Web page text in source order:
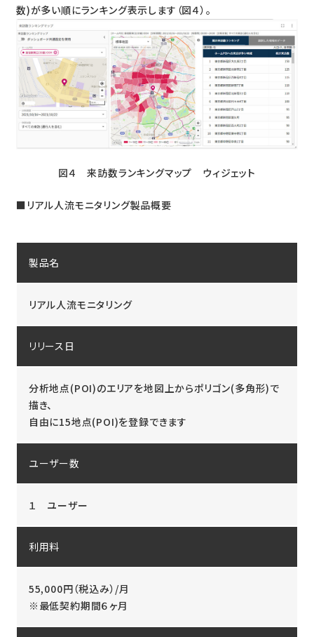
数)が多い順にランキング表示します（図４）。
図４ 来訪数ランキングマップ ウィジェット​
■リアル人流モニタリング製品概要
製品名
リアル人流モニタリング
リリース日
分析地点(POI)のエリアを地図上からポリゴン(多角形)で
描き、
自由に15地点(POI)を登録できます
ユーザー数
１ ユーザー
利用料
55,000円（税込み）/月
※最低契約期間６ヶ月